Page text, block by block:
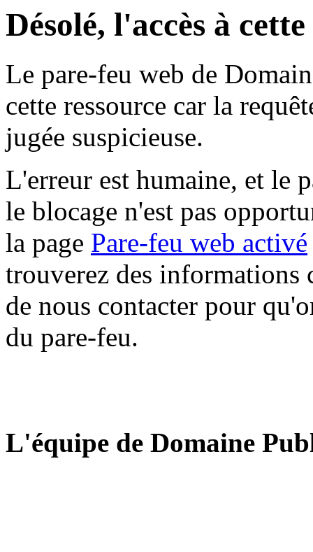
Désolé, l'accès à
Le pare-feu web de
cette ressource car la
jugée suspicieuse.
L'erreur est humaine, et le
le blocage n'est pas
la page Pare-feu web activé
trouverez des informations
de nous contacter pour
du pare-feu.
L'équipe de Domaine